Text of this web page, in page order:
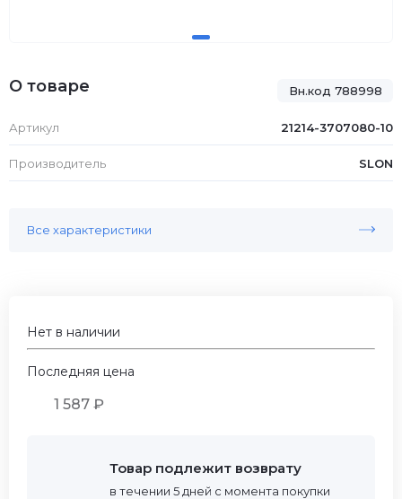
Вн.код 788998
О товаре
Артикул 21214-3707080-10
Производитель SLON
Все характеристики
Нет в наличии
Последняя цена
1 587 ₽
Товар подлежит возврату
в течении 5 дней с момента покупки